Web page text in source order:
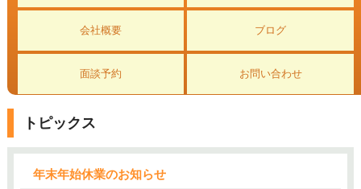
会社概要 ブログ
面談予約 お問い合わせ
トピックス
年末年始休業のお知らせ